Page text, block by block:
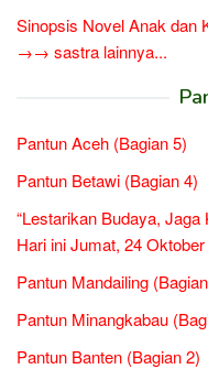
Sinopsis Novel Anak dan
→→ sastra lainnya...
Pantun Aceh (Bagian 5)
Pantun Betawi (Bagian 4)
“Lestarikan Budaya,
Hari ini Jumat, 24
Pantun Mandailing
Pantun Minangkabau
Pantun Banten (Bagian 2)